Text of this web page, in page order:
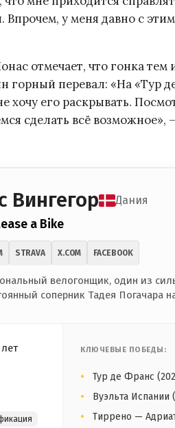
Впрочем, у меня давно с
отмечает, что гонка тем
горный перевал: «На «Тур
хочу его раскрывать.
сделать всё возможное»,
Вингегор Дания
a Bike
STRAVA X.COM FACEBOOK
велогонщик, один из
соперник Тадея Погачара
КЛЮЧЕВЫЕ ПОБЕДЫ:
Тур де Франс
Вуэльта Испании
Тиррено —